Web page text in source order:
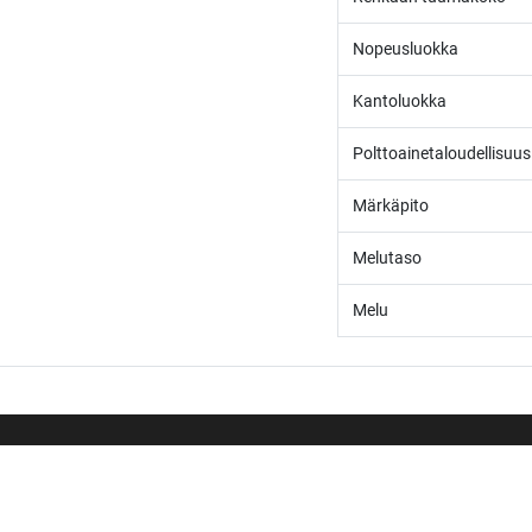
Nopeusluokka
Kantoluokka
Polttoainetaloudellisuus
Märkäpito
Melutaso
Melu